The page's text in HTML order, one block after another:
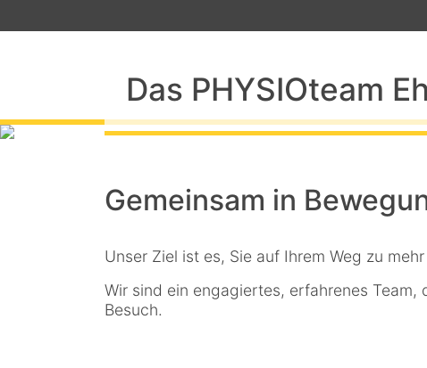
Das PHYSIOteam
Gemeinsam in
Unser Ziel ist es, Sie auf Ihrem Weg zu
Wir sind ein engagiertes, erfahrenes
Besuch.